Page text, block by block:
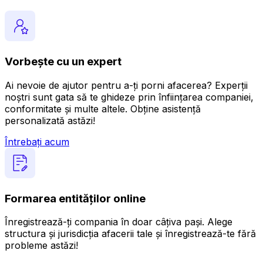
Vorbește cu un expert
Ai nevoie de ajutor pentru a-ți porni afacerea? Experții
noștri sunt gata să te ghideze prin înființarea companiei,
conformitate și multe altele. Obține asistență
personalizată astăzi!
Întrebați acum
Formarea entităților online
Înregistrează-ți compania în doar câțiva pași. Alege
structura și jurisdicția afacerii tale și înregistrează-te fără
probleme astăzi!